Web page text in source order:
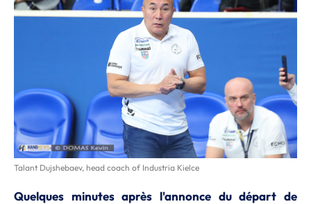
Talant Dujshebaev, head coach of Industria Kielce
Quelques minutes après l'annonce du départ de